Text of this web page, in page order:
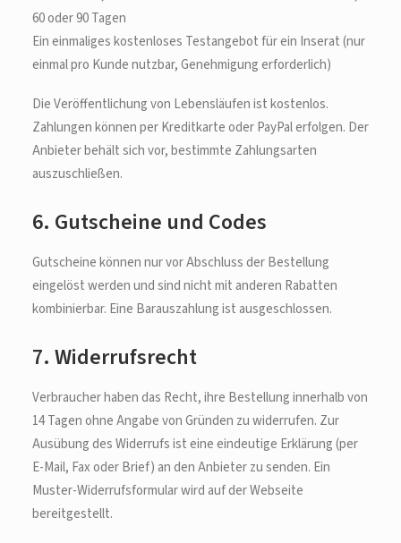
60 oder 90 Tagen
Ein einmaliges kostenloses Testangebot für ein Inserat (nur
einmal pro Kunde nutzbar, Genehmigung erforderlich)
Die Veröffentlichung von Lebensläufen ist kostenlos.
Zahlungen können per Kreditkarte oder PayPal erfolgen. Der
Anbieter behält sich vor, bestimmte Zahlungsarten
auszuschließen.
6. Gutscheine und Codes
Gutscheine können nur vor Abschluss der Bestellung
eingelöst werden und sind nicht mit anderen Rabatten
kombinierbar. Eine Barauszahlung ist ausgeschlossen.
7. Widerrufsrecht
Verbraucher haben das Recht, ihre Bestellung innerhalb von
14 Tagen ohne Angabe von Gründen zu widerrufen. Zur
Ausübung des Widerrufs ist eine eindeutige Erklärung (per
E-Mail, Fax oder Brief) an den Anbieter zu senden. Ein
Muster-Widerrufsformular wird auf der Webseite
bereitgestellt.